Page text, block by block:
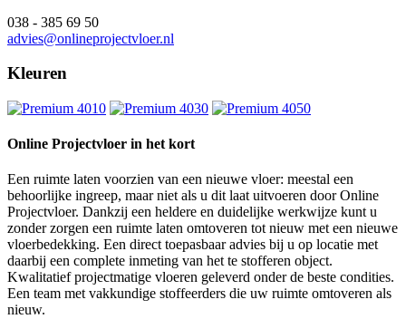
038 - 385 69 50
advies@onlineprojectvloer.nl
Kleuren
Online Projectvloer in het kort
Een ruimte laten voorzien van een nieuwe vloer: meestal een
behoorlijke ingreep, maar niet als u dit laat uitvoeren door Online
Projectvloer. Dankzij een heldere en duidelijke werkwijze kunt u
zonder zorgen een ruimte laten omtoveren tot nieuw met een nieuwe
vloerbedekking. Een direct toepasbaar advies bij u op locatie met
daarbij een complete inmeting van het te stofferen object.
Kwalitatief projectmatige vloeren geleverd onder de beste condities.
Een team met vakkundige stoffeerders die uw ruimte omtoveren als
nieuw.